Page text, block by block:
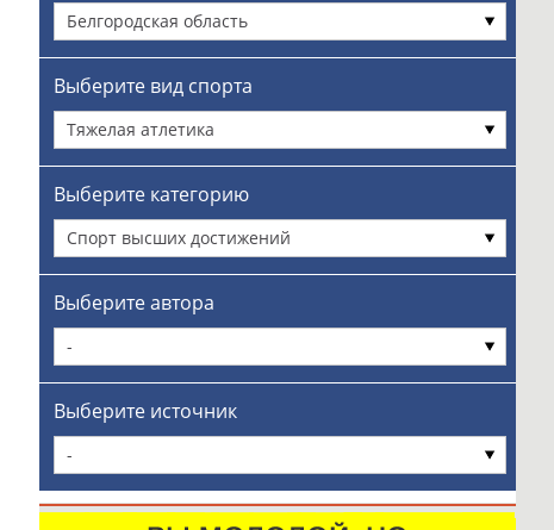
Белгородская область
Выберите вид спорта
Тяжелая атлетика
Выберите категорию
Спорт высших достижений
Выберите автора
-
Выберите источник
-